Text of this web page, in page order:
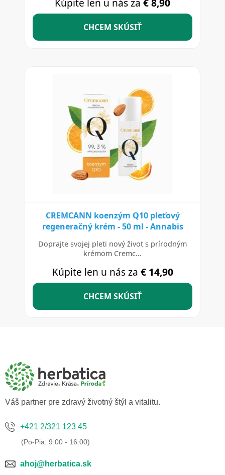
Váš partner pre zdravý životný štýl a vitalitu.
+421 2/321 123 45
ahoj@herbatica.sk